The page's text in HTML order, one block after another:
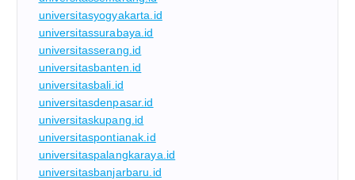
universitasyogyakarta.id
universitassurabaya.id
universitasserang.id
universitasbanten.id
universitasbali.id
universitasdenpasar.id
universitaskupang.id
universitaspontianak.id
universitaspalangkaraya.id
universitasbanjarbaru.id